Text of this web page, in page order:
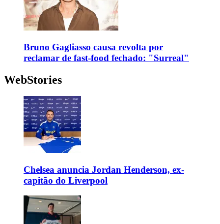
Bruno Gagliasso causa revolta por
reclamar de fast-food fechado: "Surreal"
WebStories
Chelsea anuncia Jordan Henderson, ex-
capitão do Liverpool